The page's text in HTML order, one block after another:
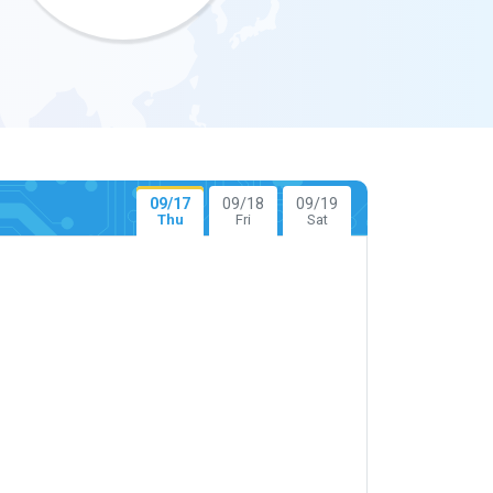
09/17
Thu
09/18
Fri
09/19
Sat